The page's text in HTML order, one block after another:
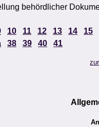
behördlicher
10 11 12 13 14
15
38 39 40 41